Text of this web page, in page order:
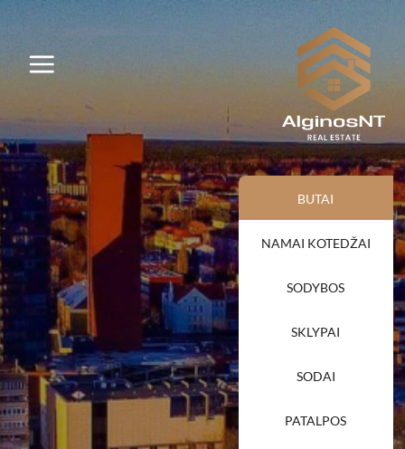
BUTAI
NAMAI KOTEDŽAI
SODYBOS
SKLYPAI
SODAI
PATALPOS